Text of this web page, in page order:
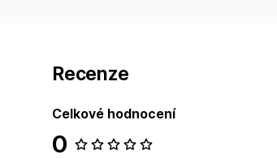
Recenze
Celkové hodnocení
0